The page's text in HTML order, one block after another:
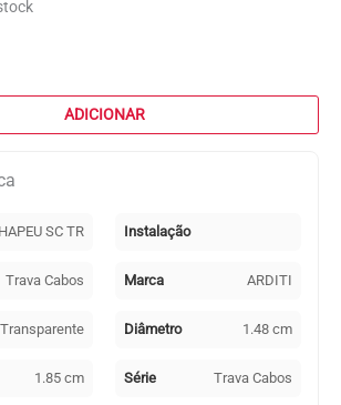
ADICIONAR
SC TR Instalação
Trava Cabos Marca ARDITI
Transparente Diâmetro 1.48 cm
1.85 cm Série Trava Cabos